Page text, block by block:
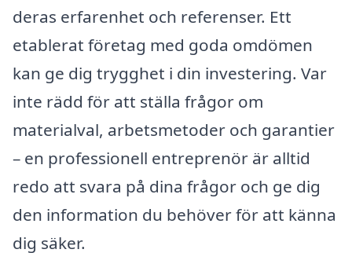
deras erfarenhet och referenser. Ett
etablerat företag med goda omdömen
kan ge dig trygghet i din investering. Var
inte rädd för att ställa frågor om
materialval, arbetsmetoder och garantier
– en professionell entreprenör är alltid
redo att svara på dina frågor och ge dig
den information du behöver för att känna
dig säker.